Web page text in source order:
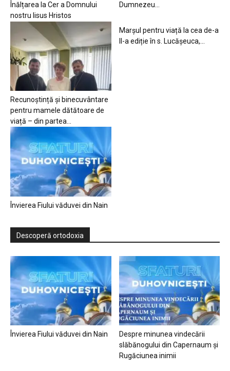
Înălțarea la Cer a Domnului
nostru Iisus Hristos
Dumnezeu…
Recunoștință și binecuvântare
pentru mamele dătătoare de
viață – din partea...
Marșul pentru viață la cea de-a
II-a ediție în s. Lucășeuca,...
Învierea Fiului văduvei din Nain
Descoperă ortodoxia
Învierea Fiului văduvei din Nain
Despre minunea vindecării
slăbănogului din Capernaum și
Rugăciunea inimii